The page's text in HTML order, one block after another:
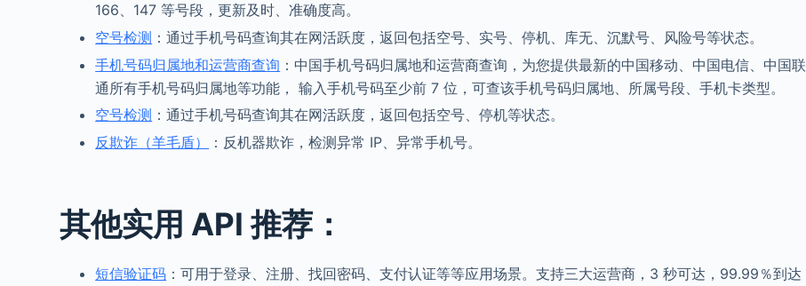
166、147 等号段，更新及时、准确度高。
空号检测 ：通过手机号码查询其在网活跃度，返回包括空号、实号、停机、库无、沉默号、风险号等状态。
手机号码归属地和运营商查询 ：中国手机号码归属地和运营商查询，为您提供最新的中国移动、中国电信、中国联
通所有手机号码归属地等功能， 输入手机号码至少前 7 位，可查该手机号码归属地、所属号段、手机卡类型。
空号检测 ：通过手机号码查询其在网活跃度，返回包括空号、停机等状态。
反欺诈（羊毛盾）
：反机器欺诈，检测异常 IP、异常手机号。
其他实用 API 推荐：
短信验证码 ：可用于登录、注册、找回密码、支付认证等等应用场景。支持三大运营商，3 秒可达，99.99％到达